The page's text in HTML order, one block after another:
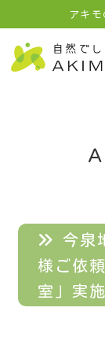
アキ
今泉
様ご依
室」実